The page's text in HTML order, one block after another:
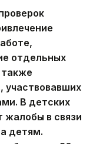
отдельных
также
участвовавших
В детских
в связи
детям.